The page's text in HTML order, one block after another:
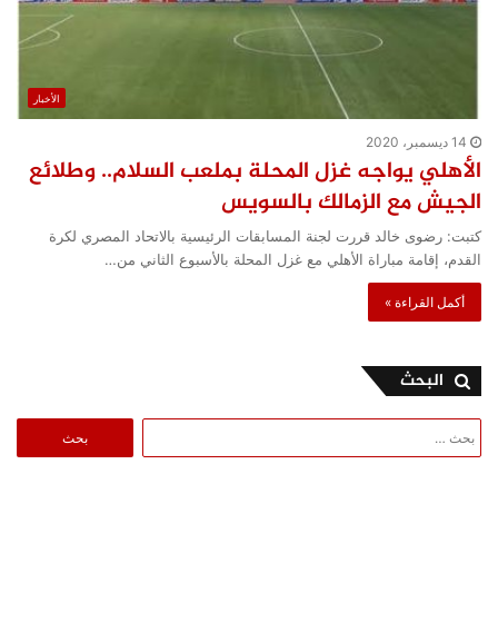
الأخبار
14 ديسمبر، 2020
الأهلي يواجه غزل المحلة بملعب السلام.. وطلائع
الجيش مع الزمالك بالسويس
كتبت: رضوى خالد قررت لجنة المسابقات الرئيسية بالاتحاد المصري لكرة
القدم، إقامة مباراة الأهلي مع غزل المحلة بالأسبوع الثاني من…
أكمل القراءة »
البحث
عن: